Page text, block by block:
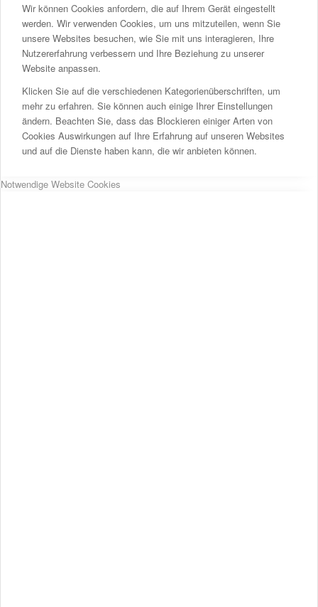
Wir können Cookies anfordern, die auf Ihrem Gerät eingestellt
werden. Wir verwenden Cookies, um uns mitzuteilen, wenn Sie
unsere Websites besuchen, wie Sie mit uns interagieren, Ihre
Nutzererfahrung verbessern und Ihre Beziehung zu unserer
Website anpassen.
Klicken Sie auf die verschiedenen Kategorienüberschriften, um
mehr zu erfahren. Sie können auch einige Ihrer Einstellungen
ändern. Beachten Sie, dass das Blockieren einiger Arten von
Cookies Auswirkungen auf Ihre Erfahrung auf unseren Websites
und auf die Dienste haben kann, die wir anbieten können.
Notwendige Website Cookies